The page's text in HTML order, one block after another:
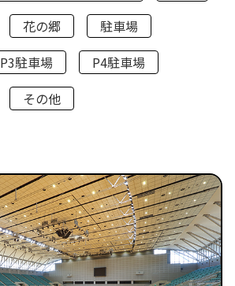
花の郷
駐車場
P3駐車場
P4駐車場
その他